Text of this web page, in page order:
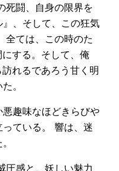
死闘、自身の限界を
、そして、この狂気
全ては、この時のた
する。そして、俺
れるであろう甘く明
。
趣味なほどきらびや
ている。 響は、迷
圧感と、妖しい魅力